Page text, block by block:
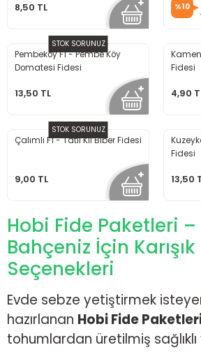
8,50 TL %10
STOK SORUNUZ
Pembeköy F1 - Pembe Köy
Domatesi Fidesi
13,50 TL
Fidesi
4,90
STOK SORUNUZ
Çalımlı F1 - Tatlı Kıl Biber Fidesi
9,00 TL
Fidesi
13,50
Hobi Fide Paketleri
Bahçeniz İçin
Seçenekleri
Evde sebze yetiştirmek
hazırlanan Hobi Fide
tohumlardan üretilmiş